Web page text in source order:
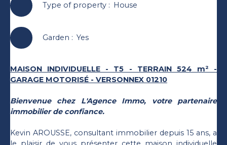
Type of property: House
Garden : Yes
MAISON INDIVIDUELLE - T5 - TERRAIN 524 m² -
GARAGE MOTORISÉ - VERSONNEX 01210
Bienvenue chez L'Agence Immo, votre partenaire
immobilier de confiance.
Kevin AROUSSE, consultant immobilier depuis 15 ans, a